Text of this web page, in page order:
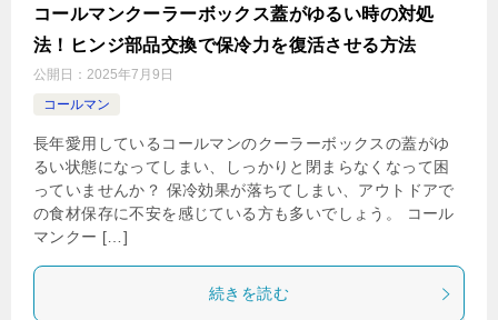
コールマンクーラーボックス蓋がゆるい時の対処
法！ヒンジ部品交換で保冷力を復活させる方法
公開日： 2025年7月9日
コールマン
長年愛用しているコールマンのクーラーボックスの蓋がゆ
るい状態になってしまい、しっかりと閉まらなくなって困
っていませんか？ 保冷効果が落ちてしまい、アウトドアで
の食材保存に不安を感じている方も多いでしょう。 コール
マンクー […]
続きを読む